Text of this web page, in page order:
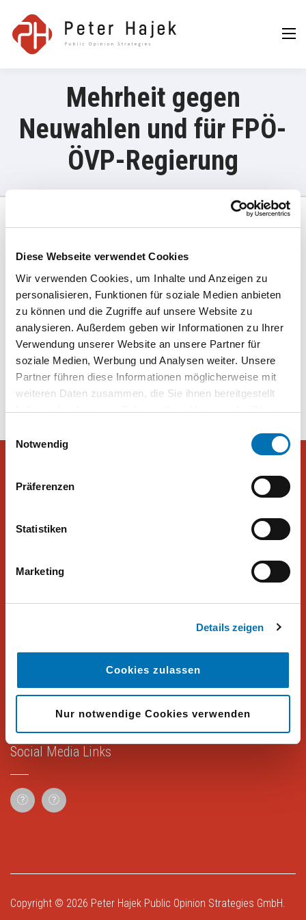
Diese Webseite verwendet Cookies
Wir verwenden Cookies, um Inhalte und Anzeigen zu
personalisieren, Funktionen für soziale Medien anbieten
zu können und die Zugriffe auf unsere Website zu
analysieren. Außerdem geben wir Informationen zu Ihrer
Verwendung unserer Website an unsere Partner für
soziale Medien, Werbung und Analysen weiter. Unsere
Partner führen diese Informationen möglicherweise mit
weiteren Daten zusammen, die Sie ihnen bereitgestellt
haben oder die sie im Rahmen Ihrer Nutzung der Dienste
Cookies, wenn Sie unsere Webseite weiterhin nutzen.
Notwendig
Präferenzen
Statistiken
Marketing
Details zeigen
Cookies zulassen
Nur notwendige Cookies verwenden
Strategies GmbH
Mehrheit gegen
Neuwahlen und für FPÖ-
ÖVP-Regierung
„Noch einmal zur Wahlurne schreiten, das will eine Mehrheit der
Bevölkerung laut einer Hajek-Umfrage nicht. Jeder Vierte
wünscht sich Neuverhandlungen zwischen ÖVP, SPÖ und Neos.“
Umfrage: Mehrheit gegen Neuwahlen und für FPÖ-ÖVP-Regierung
Beitragsnavigation
Kein Wunsch nach Neuwahlen Landtagswahl im Burgenland
Peter Hajek Public Opinion Strategies bietet fundierte Markt- und
Organisationen.
Datenschutz
Social Media Links
Copyright © 2026 Peter Hajek Public Opinion Strategies GmbH.